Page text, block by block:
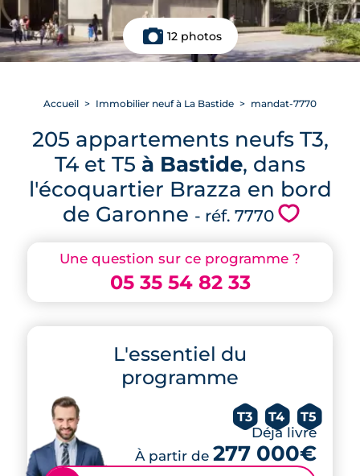
12 photos
Une question sur ce programme ?
05 35 54 82 33
L'essentiel du
programme
T3 T4 T5
Déjà livré
À partir de 277 000€
Accueil Immobilier neuf à La Bastide mandat-7770
205 appartements neufs T3,
T4 et T5 à Bastide, dans
l'écoquartier Brazza en bord
de Garonne - réf. 7770 💗